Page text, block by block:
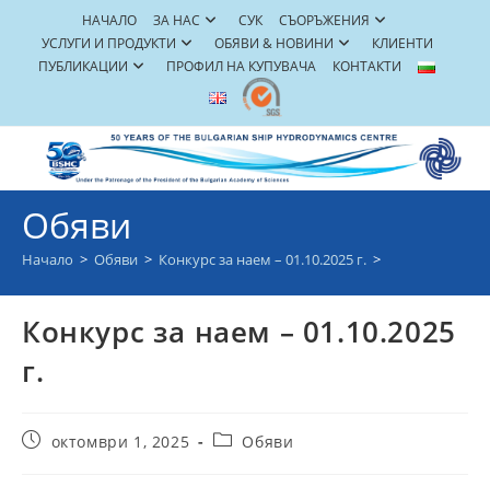
content
НАЧАЛО ЗА НАС СУК
СЪОРЪЖЕНИЯ
УСЛУГИ И ПРОДУКТИ
ОБЯВИ & НОВИНИ
КЛИЕНТИ
ПУБЛИКАЦИИ
ПРОФИЛ НА КУПУВАЧА КОНТАКТИ
Обяви
Начало > Обяви > Конкурс за наем – 01.10.2025 г. >
Конкурс за наем – 01.10.2025
г.
Postоктомври 1, 2025
PostОбяви